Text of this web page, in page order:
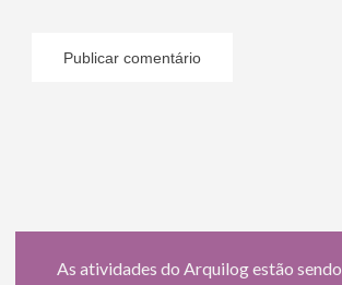
As atividades do Arquilog estão sendo